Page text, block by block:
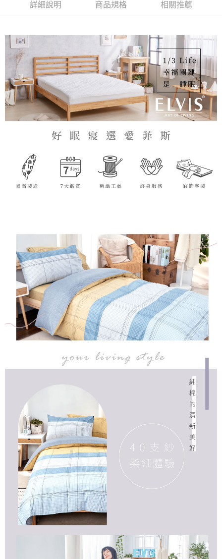
詳細說明 商品規格 相關推薦